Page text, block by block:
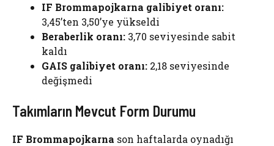
IF Brommapojkarna galibiyet oranı:
3,45’ten 3,50’ye yükseldi
Beraberlik oranı: 3,70 seviyesinde sabit
kaldı
GAIS galibiyet oranı: 2,18 seviyesinde
değişmedi
Takımların Mevcut Form Durumu
IF Brommapojkarna son haftalarda oynadığı